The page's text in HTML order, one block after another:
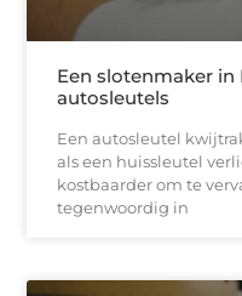
Een slotenmaker
autosleutels
Een autosleutel
als een huissleutel
kostbaarder om te
tegenwoordig in